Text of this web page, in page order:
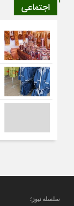
اجتماعی
سلسله نیوز؛